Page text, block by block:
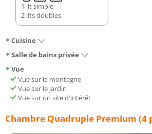
1 lit simple
2 lits doubles
Cuisine
Salle de bains privée
Vue
Vue sur la montagne
Vue sur le jardin
Vue sur un site d'intérêt
Chambre Quadruple Premium (4